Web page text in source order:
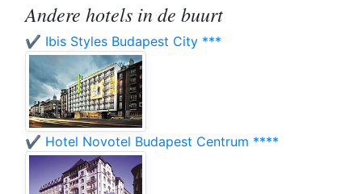
Andere hotels in de buurt
✔️ Ibis Styles Budapest City ***
✔️ Hotel Novotel Budapest Centrum ****